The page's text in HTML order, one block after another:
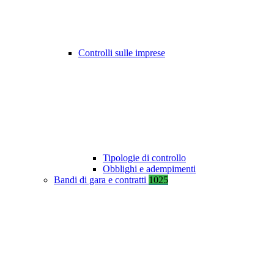
Controlli sulle imprese
Tipologie di controllo
Obblighi e adempimenti
Bandi di gara e contratti 1025